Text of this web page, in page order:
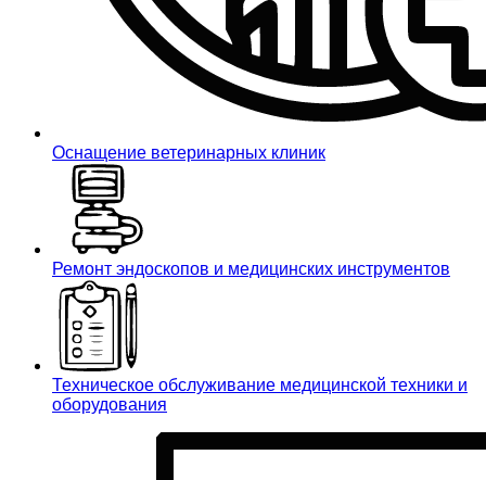
Оснащение ветеринарных клиник
Ремонт эндоскопов и медицинских инструментов
Техническое обслуживание медицинской техники и
оборудования